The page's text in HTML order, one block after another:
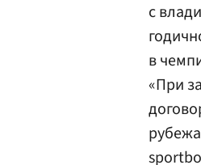
с
в
«При